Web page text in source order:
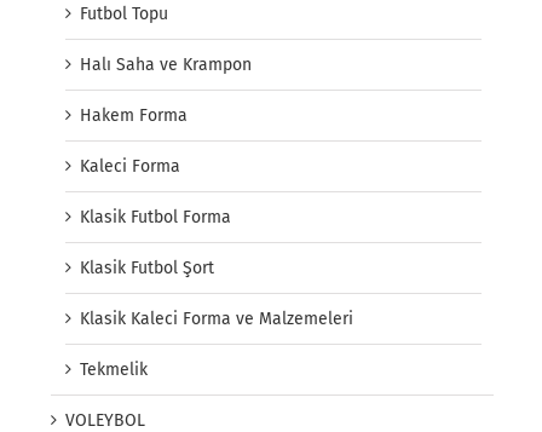
Futbol Topu
Halı Saha ve Krampon
Hakem Forma
Kaleci Forma
Klasik Futbol Forma
Klasik Futbol Şort
Klasik Kaleci Forma ve Malzemeleri
Tekmelik
VOLEYBOL